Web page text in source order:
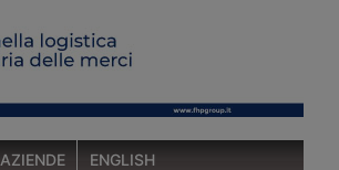
AZIENDE ENGLISH